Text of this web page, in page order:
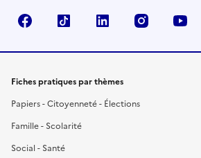
FacebookTikTok LinkedIn Instagram
Fiches pratiques par thèmes
Papiers - Citoyenneté - Élections
Famille - Scolarité
Social - Santé